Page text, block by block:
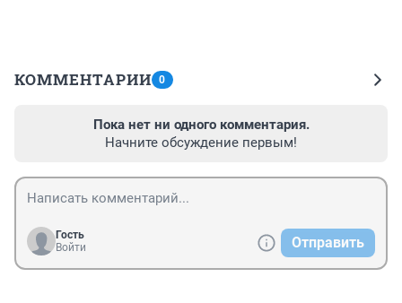
КОММЕНТАРИИ 0
Пока нет ни одного комментария.
Начните обсуждение первым!
Гость
Войти
Отправить